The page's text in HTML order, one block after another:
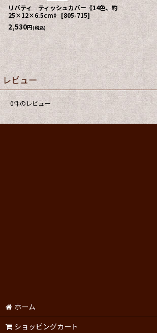
リバティ ティッシュカバー《14色、約
25×12×6.5cm》 [805-715]
2,530円(税込)
レビュー
0件のレビュー
ホーム
ショッピングカート